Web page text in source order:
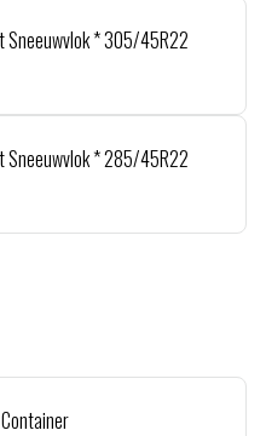
Sneeuwvlok * 305/45R22
Sneeuwvlok * 285/45R22